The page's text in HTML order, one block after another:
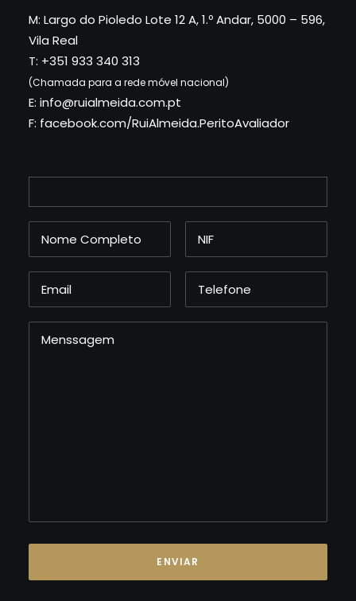
M: Largo do Pioledo Lote 12 A, 1.º Andar, 5000 – 596,
Vila Real
T: +351 933 340 313
(Chamada para a rede móvel nacional)
E: info@ruialmeida.com.pt
F: facebook.com/RuiAlmeida.PeritoAvaliador